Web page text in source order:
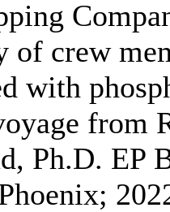
of crew
with
from
Ph.D. EP